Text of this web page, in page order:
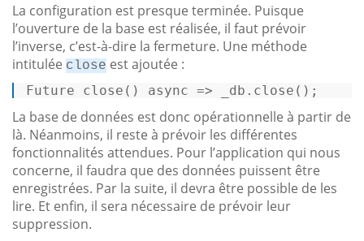
La configuration est presque terminée. Puisque
l’ouverture de la base est réalisée, il faut prévoir
l’inverse, c’est-à-dire la fermeture. Une méthode
intitulée close est ajoutée :
Future close () async => _db.close();
La base de données est donc opérationnelle à partir de
là. Néanmoins, il reste à prévoir les différentes
fonctionnalités attendues. Pour l’application qui nous
concerne, il faudra que des données puissent être
enregistrées. Par la suite, il devra être possible de les
lire. Et enfin, il sera nécessaire de prévoir leur
suppression.